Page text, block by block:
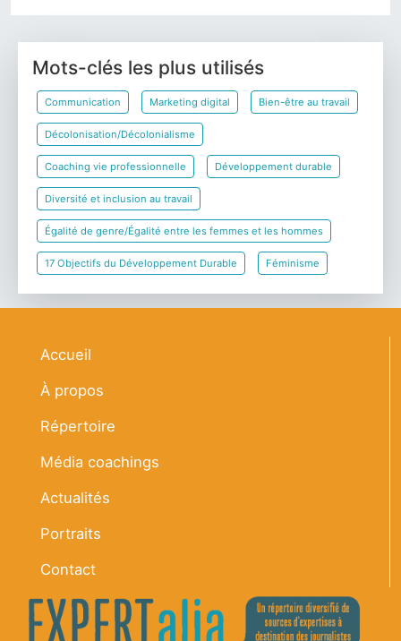
Mots-clés les plus utilisés
Communication Marketing digital Bien-être au travail
Décolonisation/Décolonialisme
Coaching vie professionnelle Développement durable
Diversité et inclusion au travail
Égalité de genre/Égalité entre les femmes et les hommes
17 Objectifs du Développement Durable Féminisme
Navigation principale
Accueil
À propos
Répertoire
Média coachings
Actualités
Portraits
Contact